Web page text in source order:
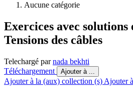
Aucune catégorie
Exercices avec solutions
Tensions des câbles
Telechargé parnada bekhti
Téléchargement
Ajouter à ...
Ajouter à la (aux) collection (s) Ajouter